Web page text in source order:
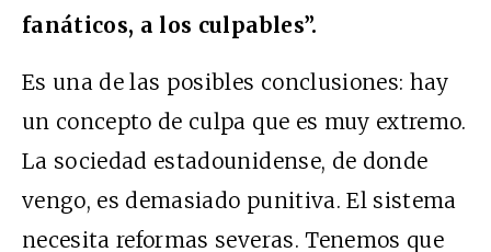
fanáticos, a los culpables”.
Es una de las posibles conclusiones: hay
un concepto de culpa que es muy extremo.
La sociedad estadounidense, de donde
vengo, es demasiado punitiva. El sistema
necesita reformas severas. Tenemos que